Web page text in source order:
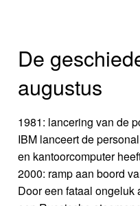
De
augustus
1981: lancering van de
IBM lanceert de
en kantoorcomputer
2000: ramp aan boord
Door een fataal ongeluk